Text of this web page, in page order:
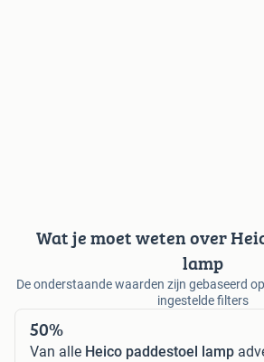
Wat je moet weten over
lamp
De onderstaande waarden zijn gebaseerd
ingestelde filters
50%
Van alle Heico paddestoel lamp